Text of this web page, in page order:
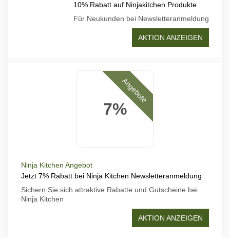
10% Rabatt auf Ninjakitchen Produkte
Für Neukunden bei Newsletteranmeldung
AKTION ANZEIGEN
7%
Angebote
Ninja Kitchen Angebot
Jetzt 7% Rabatt bei Ninja Kitchen Newsletteranmeldung
Sichern Sie sich attraktive Rabatte und Gutscheine bei
Ninja Kitchen
AKTION ANZEIGEN